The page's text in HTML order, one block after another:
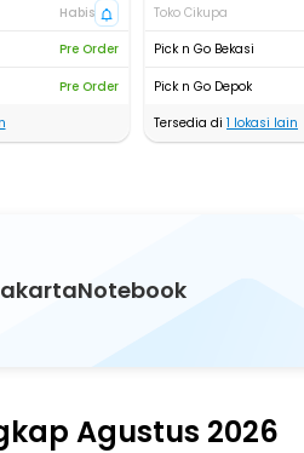
Habis
Pre Order
Pre Order
Toko Cikupa
Pick n Go Bekasi
Pick n Go Depok
Tersedia di 1 lokasi lain
Agustus 2026